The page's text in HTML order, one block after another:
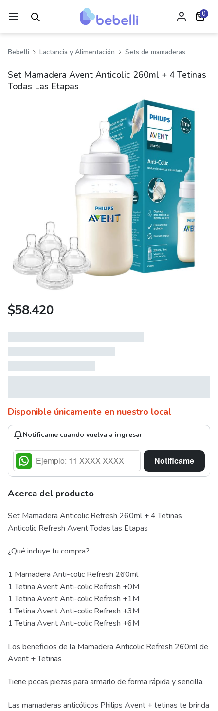
0
Bebelli Lactancia y Alimentación Sets de mamaderas
Set Mamadera Avent Anticolic 260ml + 4 Tetinas
Todas Las Etapas
$58.420
Disponible únicamente en nuestro local
Notificame cuando vuelva a ingresar
Notificame
Acerca del producto
Set Mamadera Anticolic Refresh 260ml + 4 Tetinas
Anticolic Refresh Avent Todas las Etapas
¿Qué incluye tu compra?
1 Mamadera Anti-colic Refresh 260ml
1 Tetina Avent Anti-colic Refresh +0M
1 Tetina Avent Anti-colic Refresh +1M
1 Tetina Avent Anti-colic Refresh +3M
1 Tetina Avent Anti-colic Refresh +6M
Los beneficios de la Mamadera Anticolic Refresh 260ml de
Avent + Tetinas
Tiene pocas piezas para armarlo de forma rápida y sencilla.
Las mamaderas anticólicos Philips Avent + tetinas te brinda